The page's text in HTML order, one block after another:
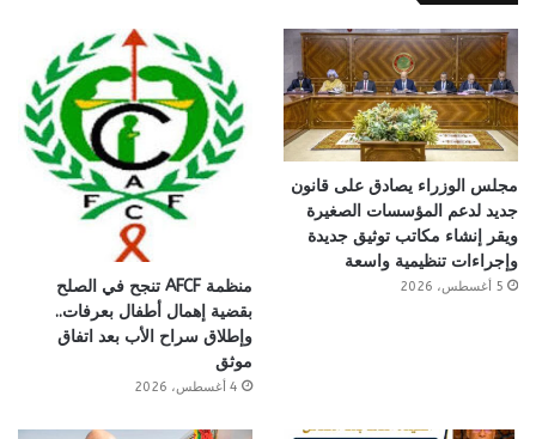
مجلس الوزراء يصادق على قانون
جديد لدعم المؤسسات الصغيرة
ويقر إنشاء مكاتب توثيق جديدة
وإجراءات تنظيمية واسعة
5 أغسطس، 2026
منظمة AFCF تنجح في الصلح
بقضية إهمال أطفال بعرفات..
وإطلاق سراح الأب بعد اتفاق
موثق
4 أغسطس، 2026